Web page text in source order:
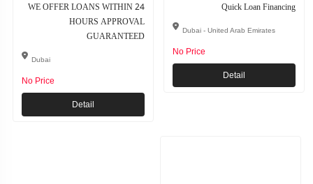
WE OFFER LOANS WITHIN 24
HOURS APPROVAL
GUARANTEED
Dubai
No Price
Detail
Quick Loan Financing
Dubai - United Arab Emirates
No Price
Detail